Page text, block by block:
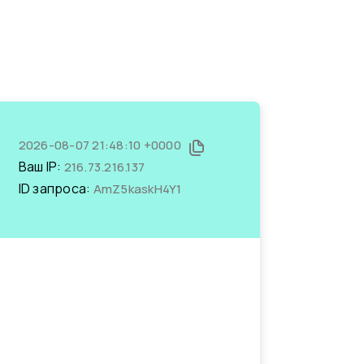
2026-08-07 21:48:10 +0000
Ваш IP: 216.73.216.137
ID запроса: AmZ5kaskH4Y1